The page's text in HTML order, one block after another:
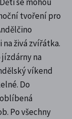
tvoření pro
živá zvířátka.
na
víkend
Do
Po všechny